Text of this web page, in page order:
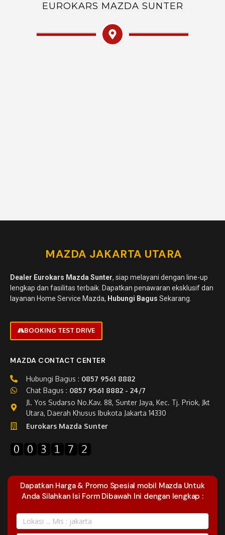
EUROKARS MAZDA SUNTER
MAZDA JAKARTA UTARA
Dealer Eurokars Mazda Sunter, siap melayani dengan line-up
lengkap dan fasilitas terbaik. Dapatkan penawaran eksklusif dan
layanan Home Service Mazda, Hubungi Bagus Sekarang.
BOOKING TEST DRIVE
MAZDA CONTACT CENTER
Hubungi Bagus : 0857 9561 8882
Chat Bagus : 0857 9561 8882 - 24/7
Jl. Yos Sudarso No.Kav. 88, Sunter Jaya, Kec. Tj. Priok, Jkt
Utara, Daerah Khusus Ibukota Jakarta 14330
Eurokars Mazda Sunter
Dapatkan Harga & Promo Spesial mobil Mazda Untuk
Anda Silahkan Isi Form Dibawah Ini dengan lengkap :